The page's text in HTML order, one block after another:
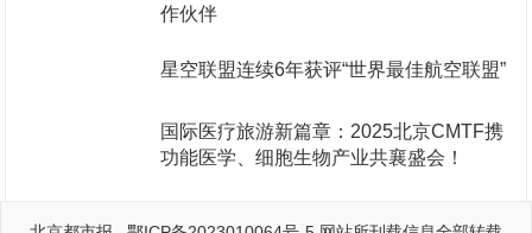
作伙伴
星空联盟连续6年获评“世界最佳航空联盟”
国际医疗旅游新篇章：2025北京CMTF携
功能医学、细胞生物产业共襄盛会！